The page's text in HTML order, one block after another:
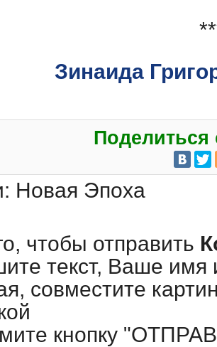
Зинаида
Поделиться
Новая Эпоха
чтобы отправить
текст, Ваше имя
совместите
кнопку